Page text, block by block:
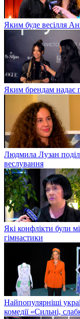
Яким буде весілля
Яким брендам надає
Людмила Лузан
веслування
Які конфлікти були
гімнастики
Найпопулярніші
комедії «Сильні,